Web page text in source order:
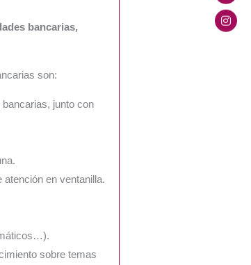
bancarias,
son:
junto con
en ventanilla.
sobre temas